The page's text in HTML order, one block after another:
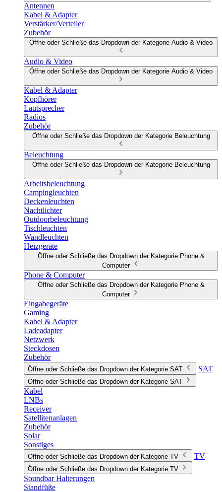
Antennen
Kabel & Adapter
Verstärker/Verteiler
Zubehör
Öffne oder Schließe das Dropdown der Kategorie Audio & Video
Audio & Video
Öffne oder Schließe das Dropdown der Kategorie Audio & Video
Kabel & Adapter
Kopfhörer
Lautsprecher
Radios
Zubehör
Öffne oder Schließe das Dropdown der Kategorie Beleuchtung
Beleuchtung
Öffne oder Schließe das Dropdown der Kategorie Beleuchtung
Arbeitsbeleuchtung
Campingleuchten
Deckenleuchten
Nachtlichter
Outdoorbeleuchtung
Tischleuchten
Wandleuchten
Heizgeräte
Öffne oder Schließe das Dropdown der Kategorie Phone &
Computer
Phone & Computer
Öffne oder Schließe das Dropdown der Kategorie Phone &
Computer
Eingabegeräte
Gaming
Kabel & Adapter
Ladeadapter
Netzwerk
Steckdosen
Zubehör
Öffne oder Schließe das Dropdown der Kategorie SAT SAT
Öffne oder Schließe das Dropdown der Kategorie SAT
Kabel
LNBs
Receiver
Satellitenanlagen
Zubehör
Solar
Sonstiges
Öffne oder Schließe das Dropdown der Kategorie TV TV
Öffne oder Schließe das Dropdown der Kategorie TV
Soundbar Halterungen
Standfüße